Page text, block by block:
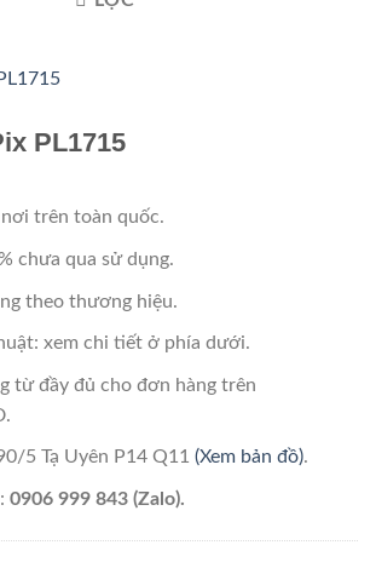
PL1715
trên toàn quốc.
chưa qua sử dụng.
theo thương hiệu.
xem chi tiết ở phía dưới.
từ đầy đủ cho đơn hàng trên
5 Tạ Uyên P14 Q11 (Xem bản đồ).
0906 999 843 (Zalo).